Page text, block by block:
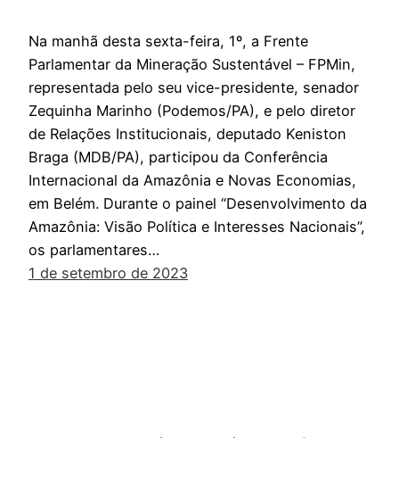
Na manhã desta sexta-feira, 1º, a Frente
Parlamentar da Mineração Sustentável – FPMin,
representada pelo seu vice-presidente, senador
Zequinha Marinho (Podemos/PA), e pelo diretor
de Relações Institucionais, deputado Keniston
Braga (MDB/PA), participou da Conferência
Internacional da Amazônia e Novas Economias,
em Belém. Durante o painel “Desenvolvimento da
Amazônia: Visão Política e Interesses Nacionais”,
os parlamentares…
1 de setembro de 2023
Mineração sustentável. Essa é a nossa frente.